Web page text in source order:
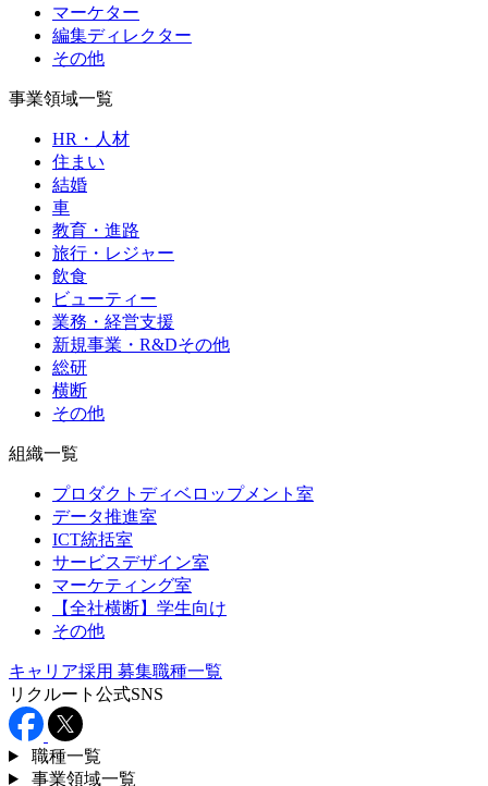
マーケター
編集ディレクター
その他
事業領域一覧
HR・人材
住まい
結婚
車
教育・進路
旅行・レジャー
飲食
ビューティー
業務・経営支援
新規事業・R&Dその他
総研
横断
その他
組織一覧
プロダクトディベロップメント室
データ推進室
ICT統括室
サービスデザイン室
マーケティング室
【全社横断】学生向け
その他
キャリア採用 募集職種一覧
リクルート公式SNS
職種一覧
事業領域一覧